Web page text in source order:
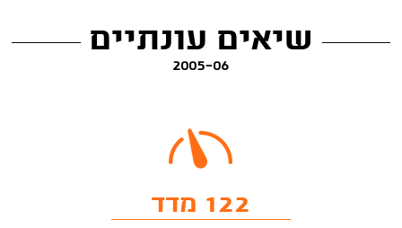
שיאים עונתיים
2005-06
122 מדד